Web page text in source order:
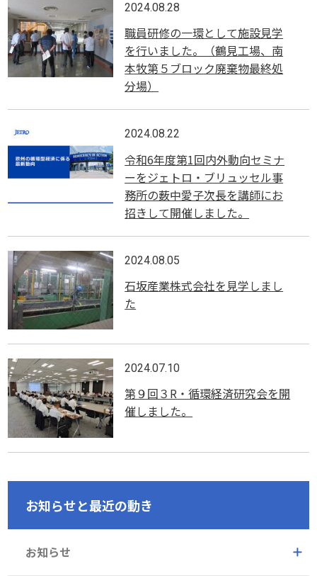
お知らせと最近の動き
お知らせ
2024.08.28
職員研修の一環として施設見学
を行いました。（鶴見工場、南
本牧第５ブロック廃棄物最終処
分場）
2024.08.22
令和6年度第1回内外動向セミナ
ーをジェトロ・ブリュッセル事
務所の薮中愛子次長を講師にお
招きして開催しました。
2024.08.05
石坂産業株式会社を見学しまし
た
2024.07.10
第９回３R・循環経済研究会を開
催しました。